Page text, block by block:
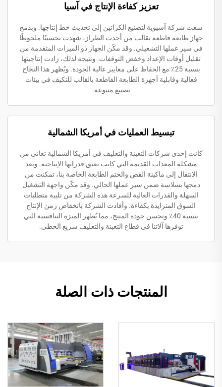
تعزيز كفاءة الإنتاج في آسيا
سعت شركة آسيوية لتصنيع الكراتين إلى تحديث خط إنتاجها. وبدمج
جهاز طابعة قاطعة بقالب من أحدث الطراز، شهدت تحسينًا ملحوظًا
في سير عملها التشغيلي. وقد مكّن الجهاز ذو الميزات المتقدمة من
تقليل أوقات الإعداد وخفض التوقفات. ونتيجة لذلك، زادت إنتاجيتها
بنسبة 25٪ مع الحفاظ على معايير عالية الجودة. ويُظهر هذا النجاح
فعالية وقابلية أجهزة الطابعة القاطعة بالقالب للتكيف في بيئات
تصنيع متنوعة.
تبسيط العمليات في أمريكا الشمالية
كانت إحدى شركات التعبئة والتغليف في أمريكا الشمالية تعاني من
مشكلة المعدات القديمة التي كانت تعيق قدراتها الإنتاجية. وبعد
الانتقال إلى ماكينة القص والختم الطابعة الخاصة بنا، تمكنت من
دمجها بسلاسة ضمن سير عملها الحالي. وقد مكّن واجهة التشغيل
السهلة والقدرات العالية للسرعة هذه الشركة من تلبية متطلبات
السوق المتزايدة بكفاءة. وأفادت الشركة بانخفاض زمن الإنتاج
بنسبة 40٪ وتحسن جودة المنتج، مما يُظهر الميزة التنافسية التي
توفرها آلاتنا في قطاع التعبئة والتغليف سريع الخطى.
المنتجات ذات الصلة